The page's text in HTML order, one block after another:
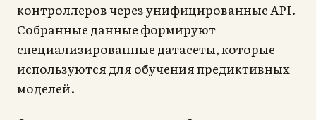
контроллеров через унифицированные API.
Собранные данные формируют
специализированные датасеты, которые
используются для обучения предиктивных
моделей.